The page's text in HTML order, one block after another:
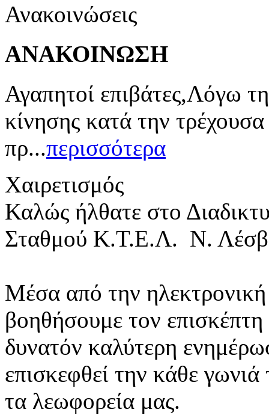
Ανακοινώσεις
ΑΝΑΚΟΙΝΩΣΗ
Αγαπητοί επιβάτες,Λόγω
κίνησης κατά την
πρ...περισσότερα
Χαιρετισμός
Καλώς ήλθατε στο
Σταθμού Κ.Τ.Ε.Λ. Ν.
Μέσα από την ηλεκτρονική
βοηθήσουμε τον
δυνατόν καλύτερη
επισκεφθεί την κάθε
τα λεωφορεία μας.